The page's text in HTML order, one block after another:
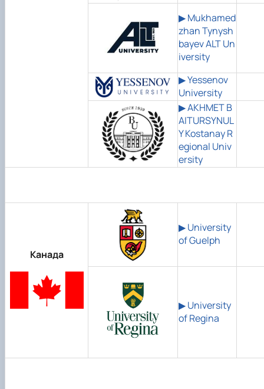
▶Mukhamed
zhan Tynysh
bayev ALT Un
iversity
▶ Yessenov
University
▶ AKHMET B
AITURSYNUL
Y Kostanay R
egional Univ
ersity
Канада
▶ University
of Guelph
▶ University
of Regina